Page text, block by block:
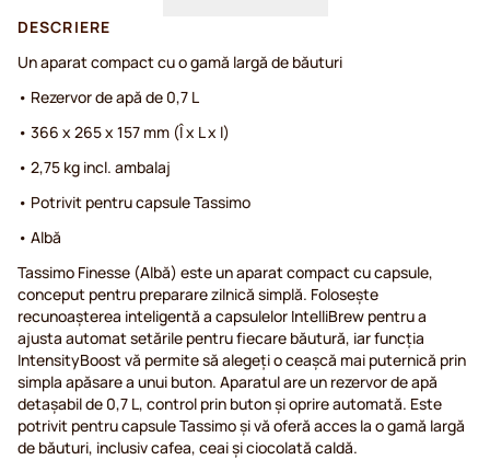
DESCRIERE
Un aparat compact cu o gamă largă de băuturi
• Rezervor de apă de 0,7 L
• 366 x 265 x 157 mm (Î x L x l)
• 2,75 kg incl. ambalaj
• Potrivit pentru capsule Tassimo
• Albă
Tassimo Finesse (Albă) este un aparat compact cu capsule,
conceput pentru preparare zilnică simplă. Folosește
recunoașterea inteligentă a capsulelor IntelliBrew pentru a
ajusta automat setările pentru fiecare băutură, iar funcția
IntensityBoost vă permite să alegeți o ceașcă mai puternică prin
simpla apăsare a unui buton. Aparatul are un rezervor de apă
detașabil de 0,7 L, control prin buton și oprire automată. Este
potrivit pentru capsule Tassimo și vă oferă acces la o gamă largă
de băuturi, inclusiv cafea, ceai și ciocolată caldă.